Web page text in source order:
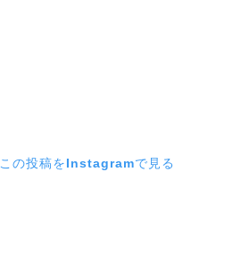
この投稿をInstagramで見る